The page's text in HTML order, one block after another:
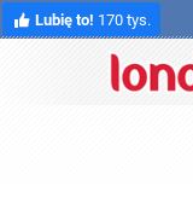
Lubię to! 170 tys.